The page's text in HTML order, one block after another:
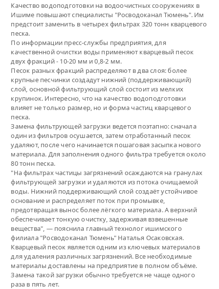
Качество водоподготовки на водоочистных сооружениях в
Ишиме повышают специалисты "Росводоканал Тюмень". Им
предстоит заменить в четырех фильтрах 320 тонн кварцевого
песка.
По информации пресс-службы предприятия, для
качественной очистки воды применяют кварцевый песок
двух фракций - 10-20 мм и 0,8-2 мм.
Песок разных фракций распределяют в два слоя: более
крупные песчинки создадут нижний (поддерживающий)
слой, основной фильтрующий слой состоит из мелких
крупинок. Интересно, что на качество водоподготовки
влияет не только размер, но и форма частиц кварцевого
песка.
Замена фильтрующей загрузки ведется поэтапно: сначала
один из фильтров осушается, затем отработанный песок
удаляют, после чего начинается пошаговая засыпка нового
материала. Для заполнения одного фильтра требуется около
80 тонн песка.
"На фильтрах частицы загрязнений осаждаются на гранулах
фильтрующей загрузки и удаляются из потока очищаемой
воды. Нижний поддерживающий слой создаёт устойчивое
основание и распределяет поток при промывке,
предотвращая вынос более лёгкого материала. А верхний
обеспечивает тонкую очистку, задерживая взвешенные
вещества", — пояснила главный технолог ишимского
филиала "Росводоканал Тюмень" Наталья Осаковская.
Кварцевый песок является одним из ключевых материалов
для удаления различных загрязнений. Все необходимые
материалы доставлены на предприятие в полном объёме.
Замена такой загрузки обычно требуется не чаще одного
раза в пять лет.